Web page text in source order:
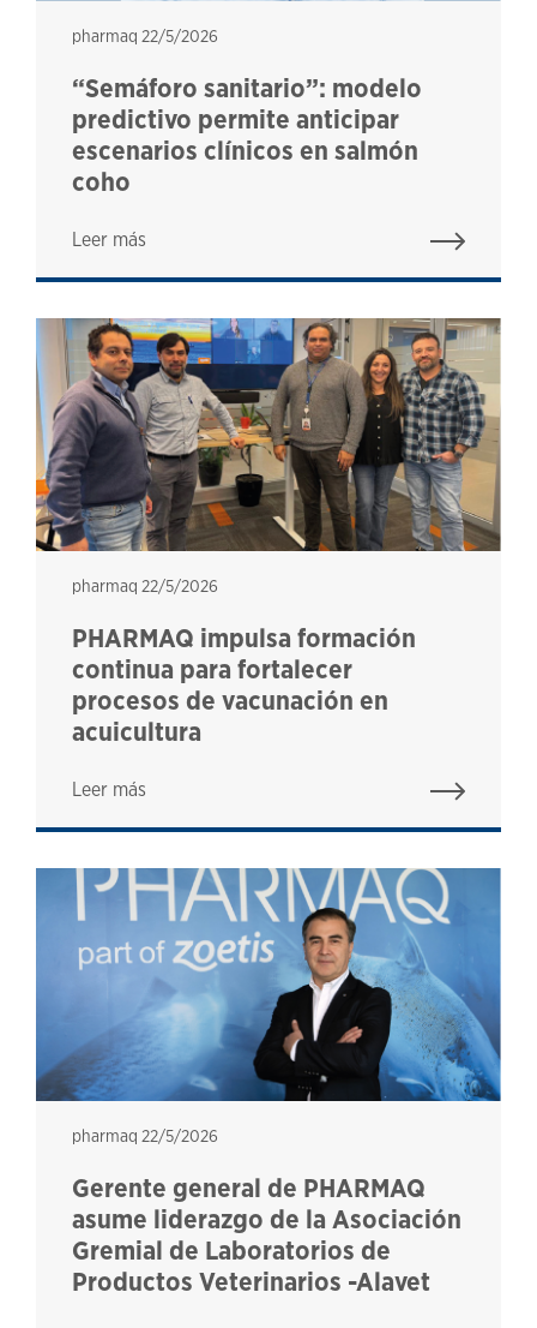
pharmaq
pharmaq 22/5/2026
“Semáforo sanitario”: modelo
predictivo permite anticipar
escenarios clínicos en salmón
coho
Leer más
pharmaq
pharmaq 22/5/2026
PHARMAQ impulsa formación
continua para fortalecer
procesos de vacunación en
acuicultura
Leer más
pharmaq
pharmaq 22/5/2026
Gerente general de PHARMAQ
asume liderazgo de la Asociación
Gremial de Laboratorios de
Productos Veterinarios -Alavet